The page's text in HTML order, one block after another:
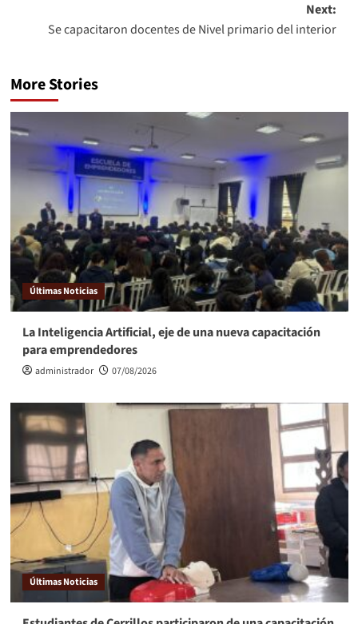
Next:
Se capacitaron docentes de Nivel primario del interior
More Stories
Últimas Noticias
La Inteligencia Artificial, eje de una nueva capacitación
para emprendedores
administrador 07/08/2026
Últimas Noticias